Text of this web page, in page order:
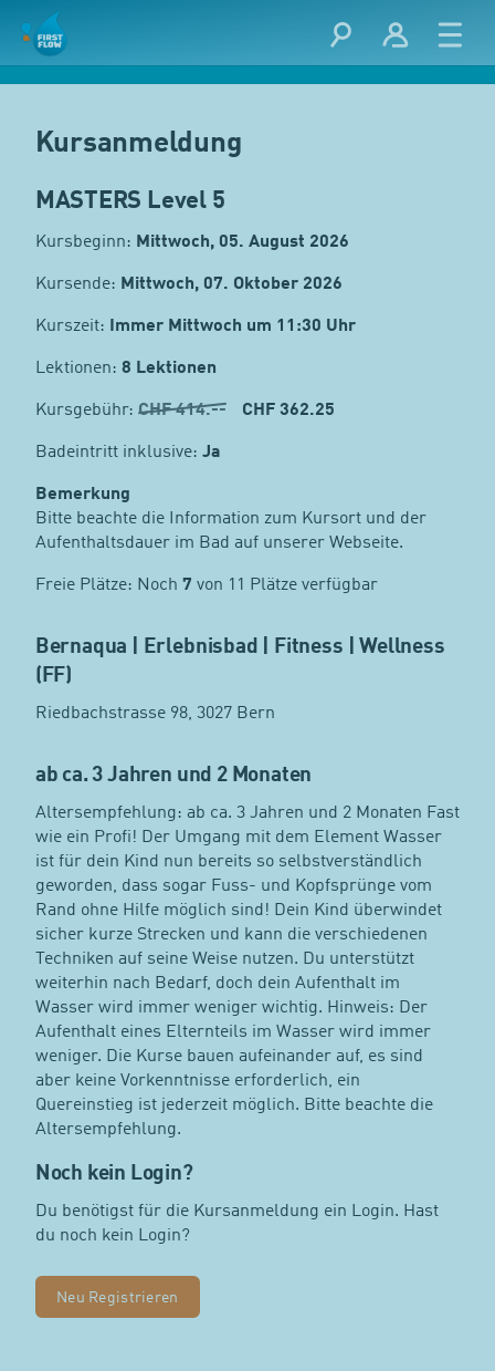
Kursanmeldung
MASTERS Level 5
Kursbeginn: Mittwoch, 05. August 2026
Kursende: Mittwoch, 07. Oktober 2026
Kurszeit: Immer Mittwoch um 11:30 Uhr
Lektionen: 8 Lektionen
Kursgebühr: CHF414.-- CHF 362.25
Badeintritt inklusive: Ja
Bemerkung
Bitte beachte die Information zum Kursort und der
Aufenthaltsdauer im Bad auf unserer Webseite.
Freie Plätze: Noch 7 von 11 Plätze verfügbar
Bernaqua | Erlebnisbad | Fitness | Wellness
(FF)
Riedbachstrasse 98, 3027 Bern
ab ca. 3 Jahren und 2 Monaten
Altersempfehlung: ab ca. 3 Jahren und 2 Monaten Fast
wie ein Profi! Der Umgang mit dem Element Wasser
ist für dein Kind nun bereits so selbstverständlich
geworden, dass sogar Fuss- und Kopfsprünge vom
Rand ohne Hilfe möglich sind! Dein Kind überwindet
sicher kurze Strecken und kann die verschiedenen
Techniken auf seine Weise nutzen. Du unterstützt
weiterhin nach Bedarf, doch dein Aufenthalt im
Wasser wird immer weniger wichtig. Hinweis: Der
Aufenthalt eines Elternteils im Wasser wird immer
weniger. Die Kurse bauen aufeinander auf, es sind
aber keine Vorkenntnisse erforderlich, ein
Quereinstieg ist jederzeit möglich. Bitte beachte die
Altersempfehlung.
Noch kein Login?
Du benötigst für die Kursanmeldung ein Login. Hast
du noch kein Login?
Neu Registrieren